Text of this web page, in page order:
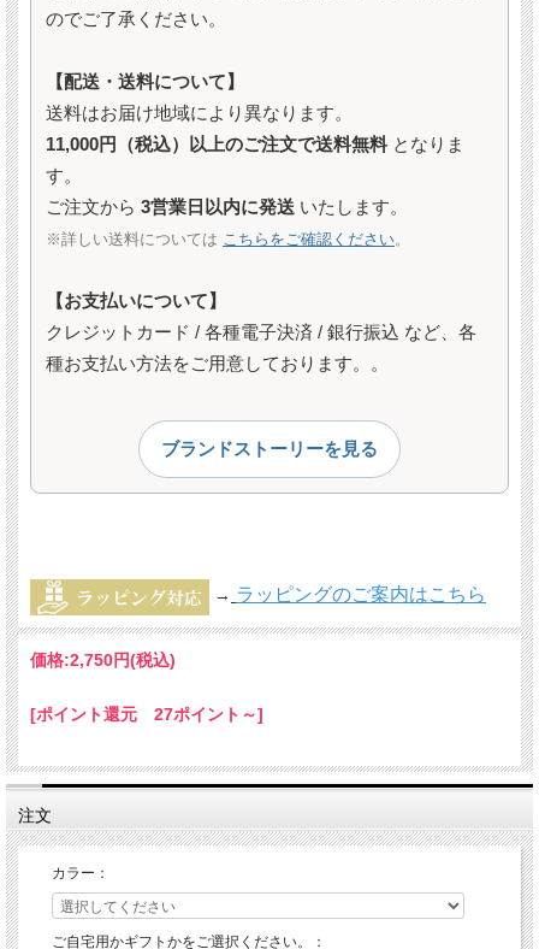
のでご了承ください。
【配送・送料について】
送料はお届け地域により異なります。
11,000円（税込）以上のご注文で送料無料 となりま
す。
ご注文から 3営業日以内に発送 いたします。
※詳しい送料については こちらをご確認ください。
【お支払いについて】
クレジットカード / 各種電子決済 / 銀行振込 など、各
種お支払い方法をご用意しております。。
ブランドストーリーを見る
→ ラッピングのご案内はこちら
価格:2,750円(税込)
[ポイント還元 27ポイント～]
注文
カラー：
ご自宅用かギフトかをご選択ください。：